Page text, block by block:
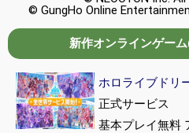
© GungHo Online
新作オンラインゲー
ホロライブドリ
正式サービス
基本プレイ無料